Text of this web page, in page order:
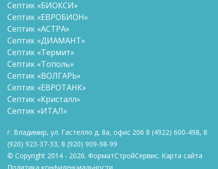
Септик «БИОКСИ»
Септик «ЕВРОБИОН»
Септик «АСТРА»
Септик «ДИАМАНТ»
Септик «Термит»
Септик «Тополь»
Септик «ВОЛГАРЬ»
Септик «ЕВРОТАНК»
Септик «Кристалл»
Септик «ИТАЛ»
г. Владимир, ул. Гастелло д. 8а, офис 206 8 (4922) 600-498, 8
(920) 923-37-33, 8 (920) 909-98-99
© Copyright 2014 - 2026. ФорматСтройСервис. Карта сайта